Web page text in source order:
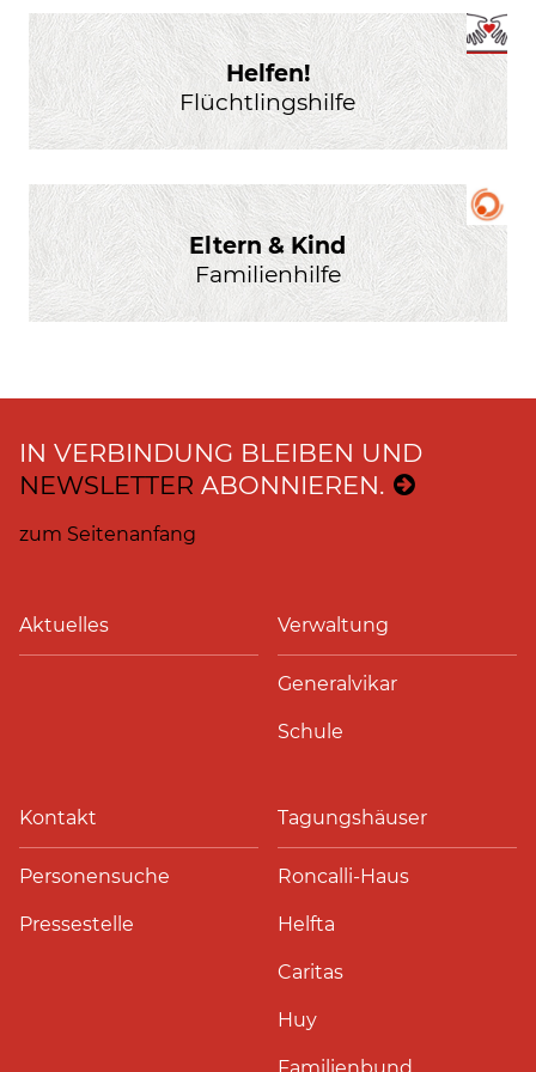
Helfen!
Flüchtlingshilfe
Eltern & Kind
Familienhilfe
IN VERBINDUNG BLEIBEN UND
NEWSLETTER ABONNIEREN.
zum Seitenanfang
Aktuelles Verwaltung
Generalvikar
Schule
Kontakt
Personensuche
Pressestelle
Tagungshäuser
Roncalli-Haus
Helfta
Caritas
Huy
Familienbund